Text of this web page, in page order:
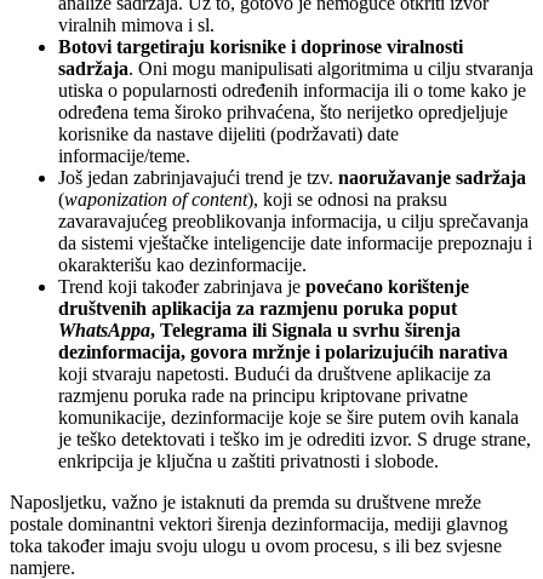
viralnih mimova i sl.
Botovi targetiraju korisnike i doprinose viralnosti
sadržaja. Oni mogu manipulisati algoritmima u cilju stvaranja
utiska o popularnosti određenih informacija ili o tome kako je
određena tema široko prihvaćena, što nerijetko opredjeljuje
korisnike da nastave dijeliti (podržavati) date
informacije/teme.
Još jedan zabrinjavajući trend je tzv. naoružavanje sadržaja
(waponization of content), koji se odnosi na praksu
zavaravajućeg preoblikovanja informacija, u cilju sprečavanja
da sistemi vještačke inteligencije date informacije prepoznaju i
okarakterišu kao dezinformacije.
Trend koji također zabrinjava je povećano korištenje
društvenih aplikacija za razmjenu poruka poput
WhatsAppa, Telegrama ili Signala u svrhu širenja
dezinformacija, govora mržnje i polarizujućih narativa
koji stvaraju napetosti. Budući da društvene aplikacije za
razmjenu poruka rade na principu kriptovane privatne
komunikacije, dezinformacije koje se šire putem ovih kanala
je teško detektovati i teško im je odrediti izvor. S druge strane,
enkripcija je ključna u zaštiti privatnosti i slobode.
Naposljetku, važno je istaknuti da premda su društvene mreže
postale dominantni vektori širenja dezinformacija, mediji glavnog
toka također imaju svoju ulogu u ovom procesu, s ili bez svjesne
namjere.